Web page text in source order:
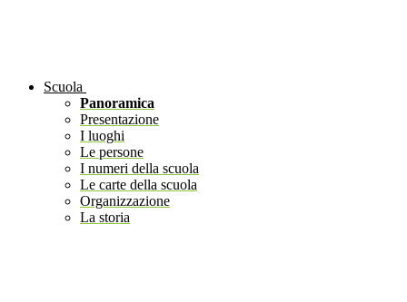
Scuola
Panoramica
Presentazione
I luoghi
Le persone
I numeri della scuola
Le carte della scuola
Organizzazione
La storia